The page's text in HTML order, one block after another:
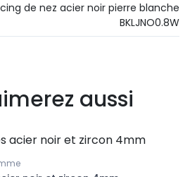
de nez acier noir pierre blanche
BKLJNO0.8W
aussi